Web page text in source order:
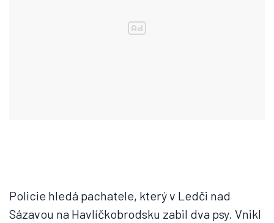
Policie hledá pachatele, který v Ledči nad
Sázavou na Havlíčkobrodsku zabil dva psy. Vnikl